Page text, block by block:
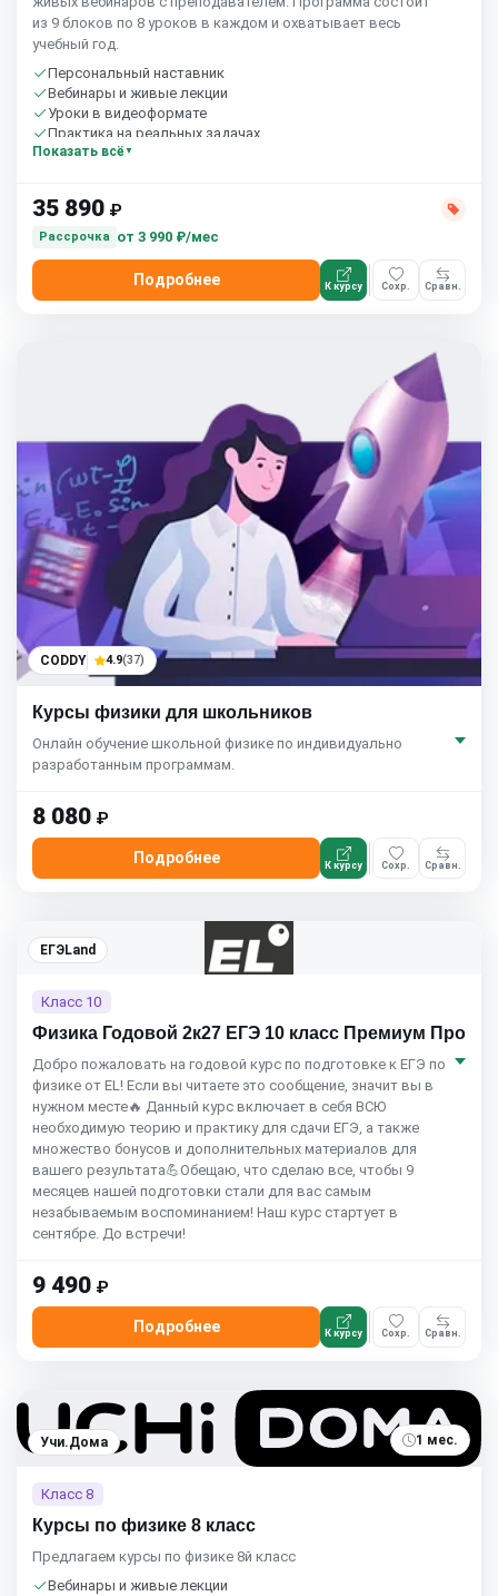
из 9 блоков по 8 уроков в каждом и охватывает весь
учебный год.
Персональный наставник
Вебинары и живые лекции
Уроки в видеоформате
Практика на реальных задачах
Домашние задания с проверкой
Показать всё
35 890 ₽
Рассрочка от 3 990 ₽/мес
Подробнее К курсу Сохр. Сравн.
CODDY 4.9(37)
Курсы физики для школьников
Онлайн обучение школьной физике по индивидуально
разработанным программам.
8 080 ₽
Подробнее К курсу Сохр. Сравн.
ЕГЭLand
Класс 10
Физика Годовой 2к27 ЕГЭ 10 класс Премиум Про
Добро пожаловать на годовой курс по подготовке к ЕГЭ по
физике от EL! Если вы читаете это сообщение, значит вы в
нужном месте🔥 Данный курс включает в себя ВСЮ
необходимую теорию и практику для сдачи ЕГЭ, а также
множество бонусов и дополнительных материалов для
вашего результата💪Обещаю, что сделаю все, чтобы 9
месяцев нашей подготовки стали для вас самым
незабываемым воспоминанием! Наш курс стартует в
сентябре. До встречи!
9 490 ₽
Подробнее К курсу Сохр. Сравн.
Учи.Дома 1 мес.
Класс 8
Курсы по физике 8 класс
Предлагаем курсы по физике 8й класс
Вебинары и живые лекции